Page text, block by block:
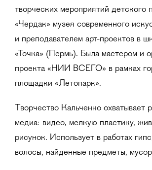
творческих мероприятий детского
«Чердак» музея современного
и преподавателем арт-проектов в
«Точка» (Пермь). Была мастером и
проекта «НИИ ВСЕГО» в рамках
площадки «Летопарк».
Творчество Кальченко охватывает
медиа: видео, мелкую пластику,
рисунок. Использует в работах
волосы, найденные предметы,